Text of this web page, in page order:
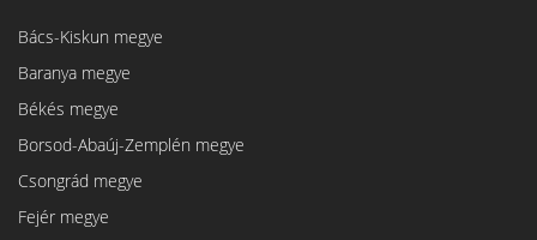
Bács-Kiskun megye
Baranya megye
Békés megye
Borsod-Abaúj-Zemplén megye
Csongrád megye
Fejér megye